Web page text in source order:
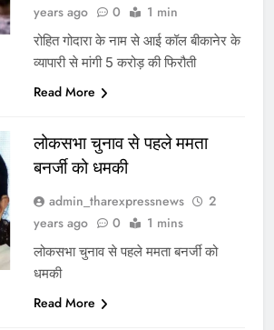
years ago
0 1 min
रोहित गोदारा के नाम से आई कॉल बीकानेर के
व्यापारी से मांगी 5 करोड़ की फिरौती
Read More
लोकसभा चुनाव से पहले ममता
बनर्जी को धमकी
admin_tharexpressnews
2
years ago
0 1 mins
लोकसभा चुनाव से पहले ममता बनर्जी को
धमकी
Read More